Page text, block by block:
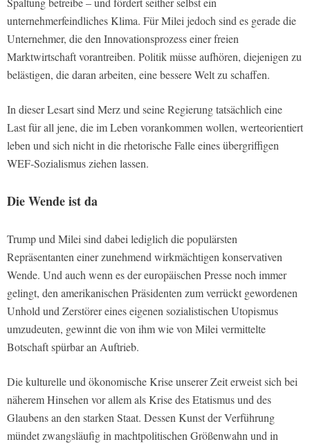
unternehmerfeindliches Klima. Für Milei jedoch sind es gerade die
Unternehmer, die den Innovationsprozess einer freien
Marktwirtschaft vorantreiben. Politik müsse aufhören, diejenigen zu
belästigen, die daran arbeiten, eine bessere Welt zu schaffen.
In dieser Lesart sind Merz und seine Regierung tatsächlich eine
Last für all jene, die im Leben vorankommen wollen, werteorientiert
leben und sich nicht in die rhetorische Falle eines übergriffigen
WEF‑Sozialismus ziehen lassen.
Die Wende ist da
Trump und Milei sind dabei lediglich die populärsten
Repräsentanten einer zunehmend wirkmächtigen konservativen
Wende. Und auch wenn es der europäischen Presse noch immer
gelingt, den amerikanischen Präsidenten zum verrückt gewordenen
Unhold und Zerstörer eines eigenen sozialistischen Utopismus
umzudeuten, gewinnt die von ihm wie von Milei vermittelte
Botschaft spürbar an Auftrieb.
Die kulturelle und ökonomische Krise unserer Zeit erweist sich bei
näherem Hinsehen vor allem als Krise des Etatismus und des
Glaubens an den starken Staat. Dessen Kunst der Verführung
mündet zwangsläufig in machtpolitischen Größenwahn und in